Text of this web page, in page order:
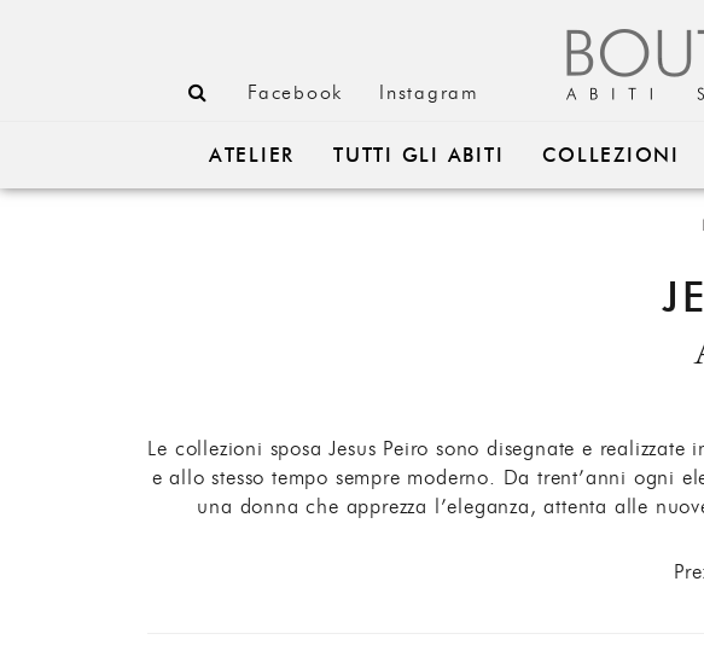
Facebook Instagram
ATELIER TUTTI GLI ABITI COLLEZIONI
Le collezioni sposa Jesus Peiro sono disegnate e
e allo stesso tempo sempre moderno. Da trent’anni ogni
una donna che apprezza l’eleganza, attenta alle